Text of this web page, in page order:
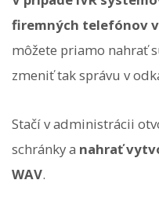
firemných telefónov
môžete priamo nahrať
zmeniť tak správu v
Stačí v administrácii
schránky a nahrať
WAV.